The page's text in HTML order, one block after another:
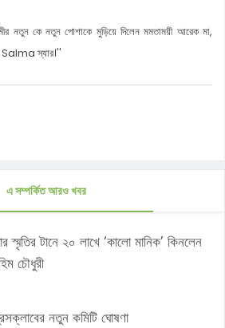
নতুন কে নতুন পোশাকে মুড়িয়ে দিলেন মমতাময়ী আরেক মা,
Salma স্যার।''
এ সম্পর্কিত আরও খবর
স্মৃতির টানে ২০ লাখে ‘কালো মানিক’ কিনলেন
চৌধুরী
নতুন কমিটি ঘোষণা